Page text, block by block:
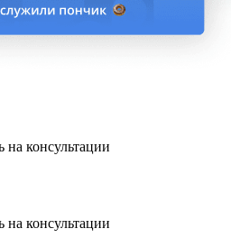
консультации
консультации